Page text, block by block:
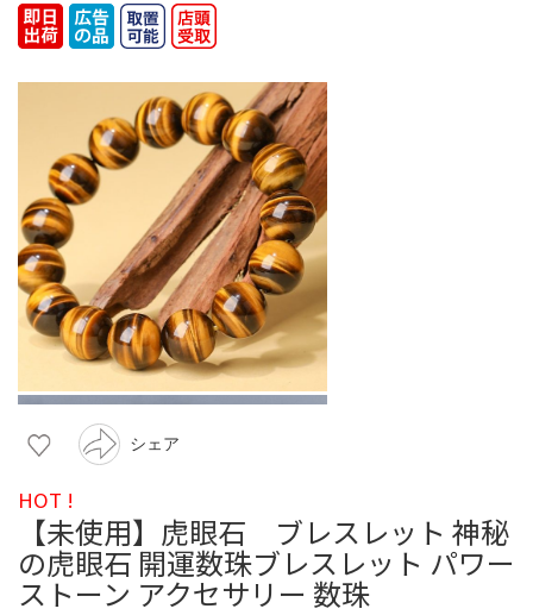
シェア
HOT !
【未使用】虎眼石 ブレスレット 神秘
の虎眼石 開運数珠ブレスレット パワー
ストーン アクセサリー 数珠